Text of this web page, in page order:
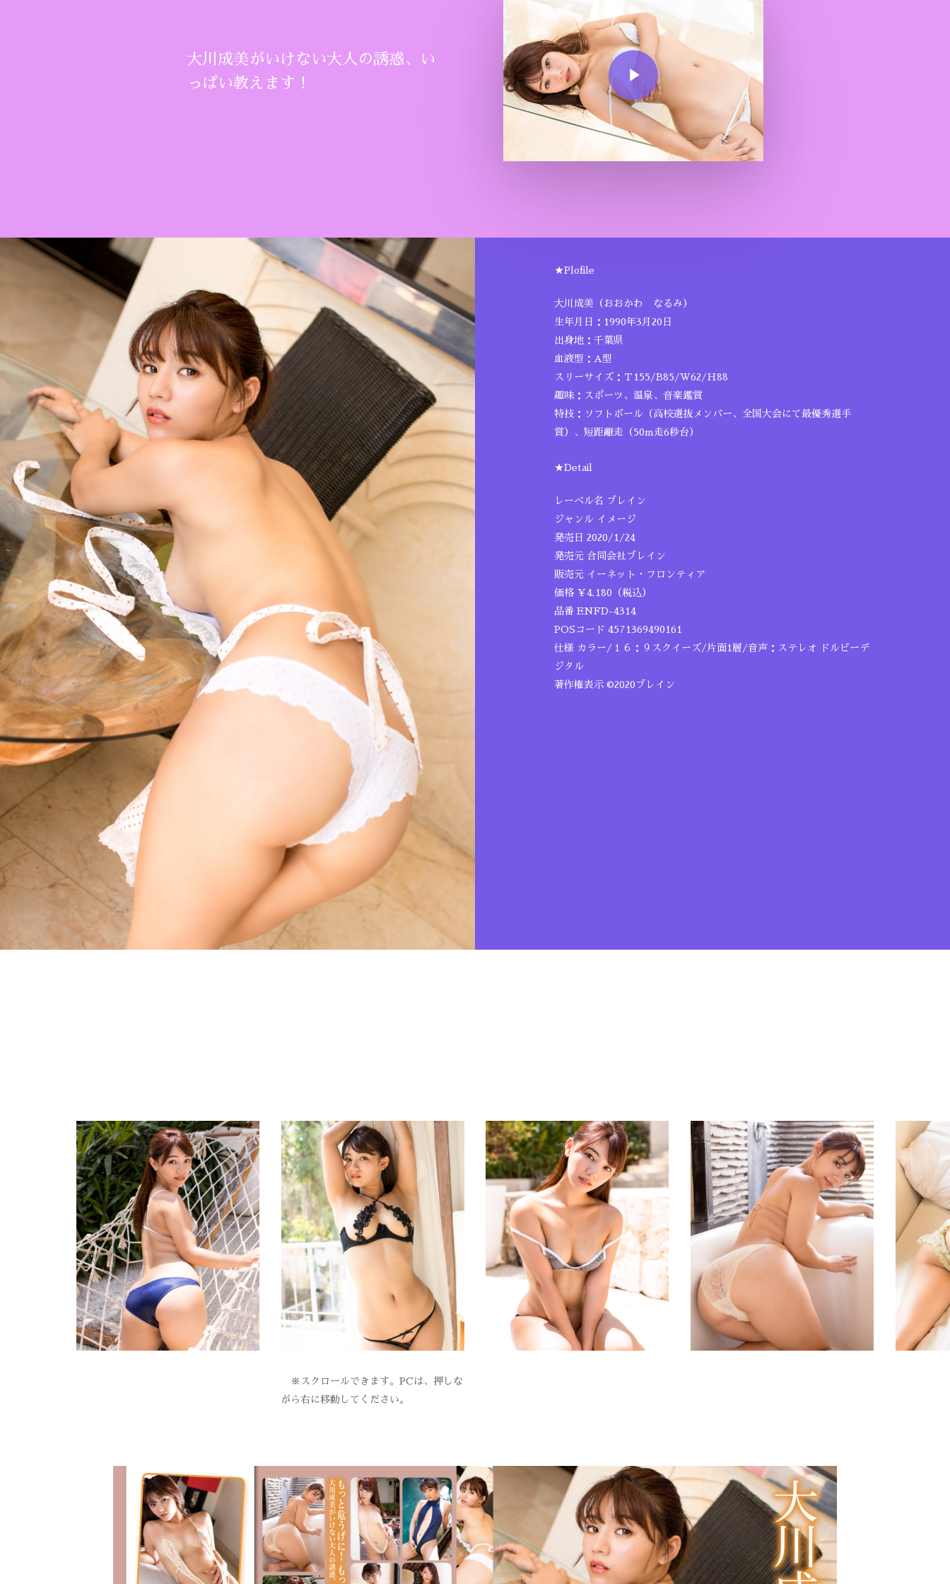
大川成美がいけない大人の誘惑、い
っぱい教えます！
Play Video
★Plofile
大川成美（おおかわ なるみ）
生年月日：1990年3月20日
出身地：千葉県
血液型：A型
スリーサイズ：Ｔ155/B85/W62/H88
趣味：スポーツ、温泉、音楽鑑賞
特技：ソフトボール（高校選抜メンバー、全国大会にて最優秀選手
賞）、短距離走（50m走6秒台）
★Detail
レーベル名 ブレイン
ジャンル イメージ
発売日 2020/1/24
発売元 合同会社ブレイン
販売元 イーネット・フロンティア
価格 ￥4,180（税込）
品番 ENFD-4314
POSコード 4571369490161
仕様 カラー/１６：９スクイーズ/片面1層/音声：ステレオ ドルビーデ
ジタル
著作権表示 ©2020ブレイン
※スクロールできます。PCは、押しな
がら右に移動してください。